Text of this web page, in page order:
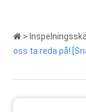
>
oss ta reda på!